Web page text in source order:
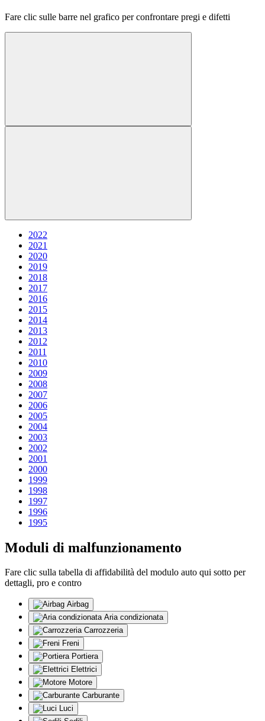
Fare clic sulle barre nel grafico per confrontare pregi e difetti
2022
2021
2020
2019
2018
2017
2016
2015
2014
2013
2012
2011
2010
2009
2008
2007
2006
2005
2004
2003
2002
2001
2000
1999
1998
1997
1996
1995
Moduli di malfunzionamento
Fare clic sulla tabella di affidabilità del modulo auto qui sotto per
dettagli, pro e contro
Airbag
Aria condizionata
Carrozzeria
Freni
Portiera
Elettrici
Motore
Carburante
Luci